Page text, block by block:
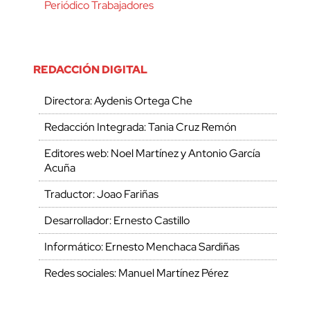
Periódico Trabajadores
REDACCIÓN DIGITAL
Directora: Aydenis Ortega Che
Redacción Integrada: Tania Cruz Remón
Editores web: Noel Martínez y Antonio García
Acuña
Traductor: Joao Fariñas
Desarrollador: Ernesto Castillo
Informático: Ernesto Menchaca Sardiñas
Redes sociales: Manuel Martínez Pérez